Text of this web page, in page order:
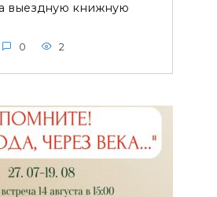
выездную книжную
0 2